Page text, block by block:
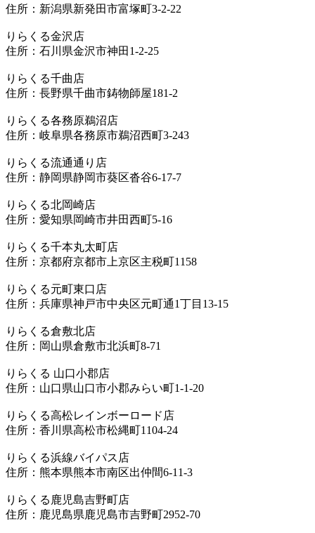
住所：新潟県新発田市富塚町3-2-22
りらくる金沢店
住所：石川県金沢市神田1-2-25
りらくる千曲店
住所：長野県千曲市鋳物師屋181-2
りらくる各務原鵜沼店
住所：岐阜県各務原市鵜沼西町3-243
りらくる流通通り店
住所：静岡県静岡市葵区沓谷6-17-7
りらくる北岡崎店
住所：愛知県岡崎市井田西町5-16
りらくる千本丸太町店
住所：京都府京都市上京区主税町1158
りらくる元町東口店
住所：兵庫県神戸市中央区元町通1丁目13-15
りらくる倉敷北店
住所：岡山県倉敷市北浜町8-71
りらくる 山口小郡店
住所：山口県山口市小郡みらい町1-1-20
りらくる高松レインボーロード店
住所：香川県高松市松縄町1104-24
りらくる浜線バイパス店
住所：熊本県熊本市南区出仲間6-11-3
りらくる鹿児島吉野町店
住所：鹿児島県鹿児島市吉野町2952-70